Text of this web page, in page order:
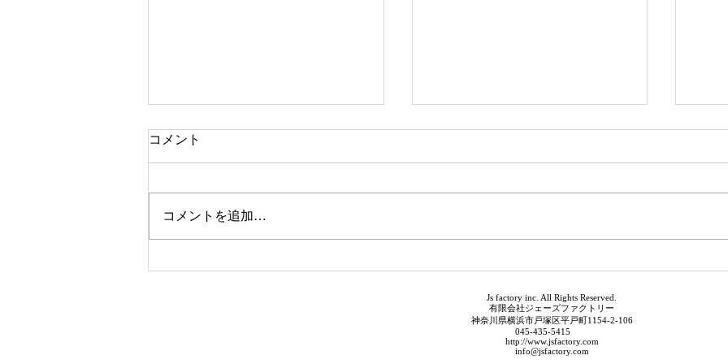
本牧市民プール
EBS
コメント
コメントを追加…
Js factory inc. All Rights Reserved.
有限会社ジェーズファクトリー
神奈川県横浜市戸塚区平戸町1154-2-106
045-435-5415
http://www.jsfactory.com
info@jsfactory.com